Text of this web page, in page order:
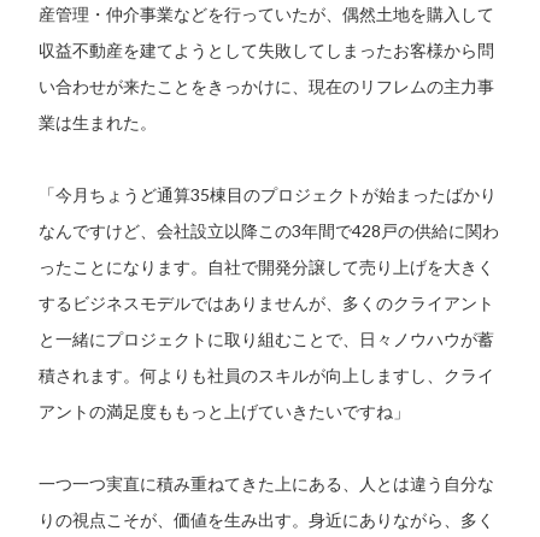
産管理・仲介事業などを行っていたが、偶然土地を購入して
収益不動産を建てようとして失敗してしまったお客様から問
い合わせが来たことをきっかけに、現在のリフレムの主力事
業は生まれた。
「今月ちょうど通算35棟目のプロジェクトが始まったばかり
なんですけど、会社設立以降この3年間で428戸の供給に関わ
ったことになります。自社で開発分譲して売り上げを大きく
するビジネスモデルではありませんが、多くのクライアント
と一緒にプロジェクトに取り組むことで、日々ノウハウが蓄
積されます。何よりも社員のスキルが向上しますし、クライ
アントの満足度ももっと上げていきたいですね」
一つ一つ実直に積み重ねてきた上にある、人とは違う自分な
りの視点こそが、価値を生み出す。身近にありながら、多く